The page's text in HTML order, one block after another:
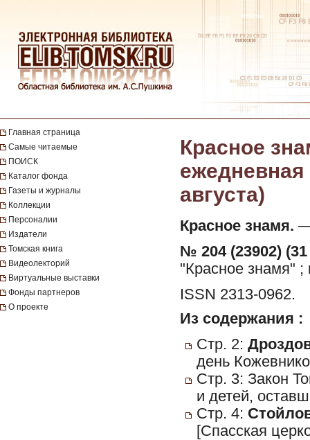
Главная страница
Самые читаемые
ПОИСК
Каталог фонда
Газеты и журналы
Коллекции
Персоналии
Издатели
Томская книга
Видеолекторий
Виртуальные выставки
Фонды партнеров
О проекте
Красное
ежедневная
августа)
Красное знамя. —
№ 204 (23902) (31
"Красное знамя" ;
ISSN 2313-0962.
Из содержания :
Стр. 2:
день
Стр. 3: Закон
и детей,
Стр. 4:
[Спасская